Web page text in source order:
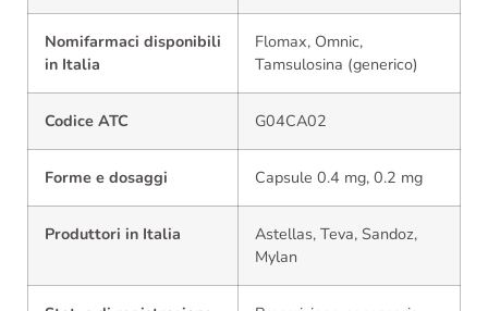
Nomifarmaci disponibili
in Italia
Flomax, Omnic,
Tamsulosina (generico)
Codice ATC G04CA02
Forme e dosaggi Capsule 0.4 mg, 0.2 mg
Produttori in Italia
Astellas, Teva, Sandoz,
Mylan